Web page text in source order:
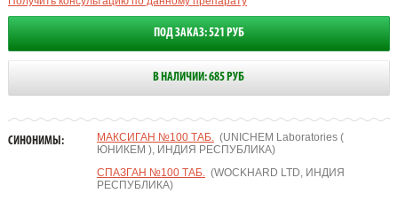
ПОД ЗАКАЗ: 521 РУБ
В НАЛИЧИИ: 685 РУБ
СИНОНИМЫ: МАКСИГАН №100 ТАБ.(UNICHEM Laboratories (
ЮНИКЕМ ), ИНДИЯ РЕСПУБЛИКА)
СПАЗГАН №100 ТАБ.(WOCKHARD LTD, ИНДИЯ
РЕСПУБЛИКА)